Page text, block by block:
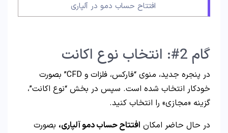
افتتاح حساب دمو در آلپاری
گام 2#: انتخاب نوع اکانت
در پنجره جدید، منوی “فارکس، فلزات و CFD” بصورت
خودکار انتخاب شده است. سپس در بخش “نوع اکانت”،
گزینه «مجازی» را انتخاب کنید.
در حال حاضر امکان افتتاح حساب دمو آلپاری، بصورت